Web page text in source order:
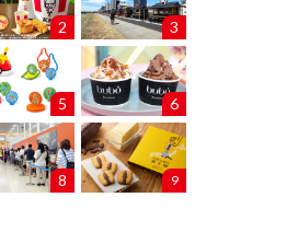
2 3
5 6
8 9